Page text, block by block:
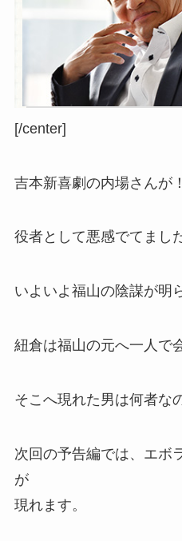
[/center]
吉本新喜劇の内場さんが
役者として悪感でてまし
いよいよ福山の陰謀が明
紐倉は福山の元へ一人で
そこへ現れた男は何者な
次回の予告編では、エボ
が
現れます。